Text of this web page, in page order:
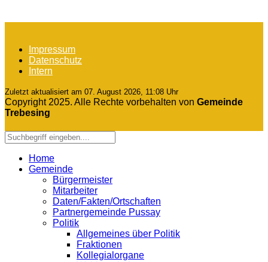
Impressum
Datenschutz
Intern
Zuletzt aktualisiert am 07. August 2026, 11:08 Uhr
Copyright 2025. Alle Rechte vorbehalten von Gemeinde
Trebesing
Home
Gemeinde
Bürgermeister
Mitarbeiter
Daten/Fakten/Ortschaften
Partnergemeinde Pussay
Politik
Allgemeines über Politik
Fraktionen
Kollegialorgane